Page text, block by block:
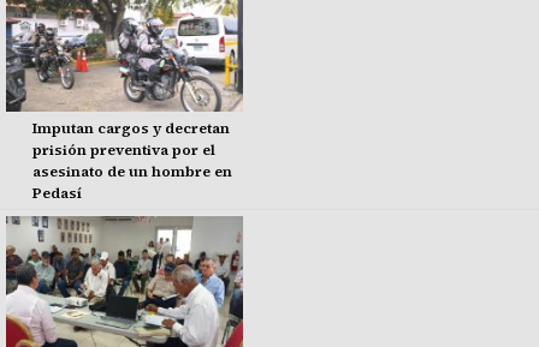
Imputan cargos y decretan
prisión preventiva por el
asesinato de un hombre en
Pedasí